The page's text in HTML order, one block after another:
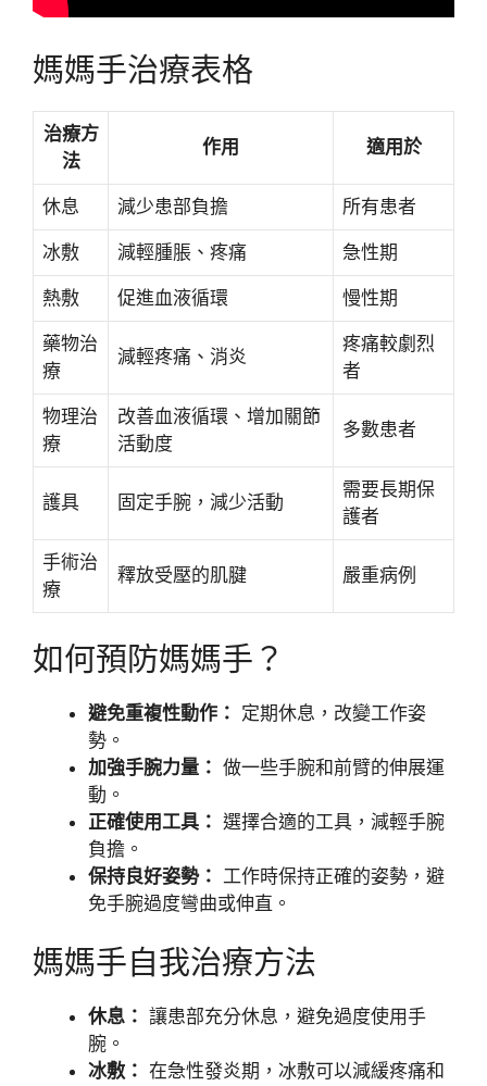
媽媽手治療表格
治療方
法
作用 適用於
休息 減少患部負擔 所有患者
冰敷 減輕腫脹、疼痛 急性期
熱敷 促進血液循環 慢性期
藥物治
療
減輕疼痛、消炎
疼痛較劇烈
者
物理治
療
改善血液循環、增加關節
活動度
多數患者
護具 固定手腕，減少活動
需要長期保
護者
手術治
療
釋放受壓的肌腱 嚴重病例
如何預防媽媽手？
避免重複性動作： 定期休息，改變工作姿
勢。
加強手腕力量： 做一些手腕和前臂的伸展運
動。
正確使用工具： 選擇合適的工具，減輕手腕
負擔。
保持良好姿勢： 工作時保持正確的姿勢，避
免手腕過度彎曲或伸直。
媽媽手自我治療方法
休息： 讓患部充分休息，避免過度使用手
腕。
冰敷： 在急性發炎期，冰敷可以減緩疼痛和